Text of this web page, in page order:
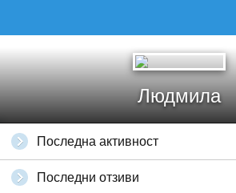
Людмила
Последна активност
Последни отзиви